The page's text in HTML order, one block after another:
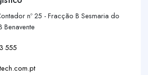
nº 25 - Fracção B Sesmaria do
555